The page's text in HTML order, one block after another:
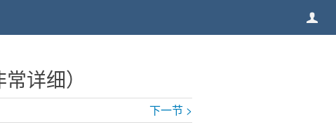
详细）
下一节 >